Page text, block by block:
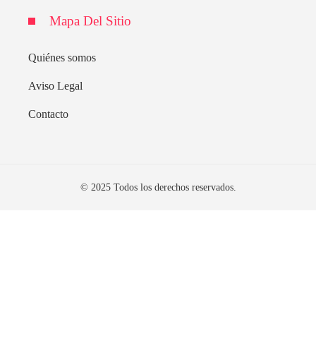
Mapa Del Sitio
Quiénes somos
Aviso Legal
Contacto
© 2025 Todos los derechos reservados.